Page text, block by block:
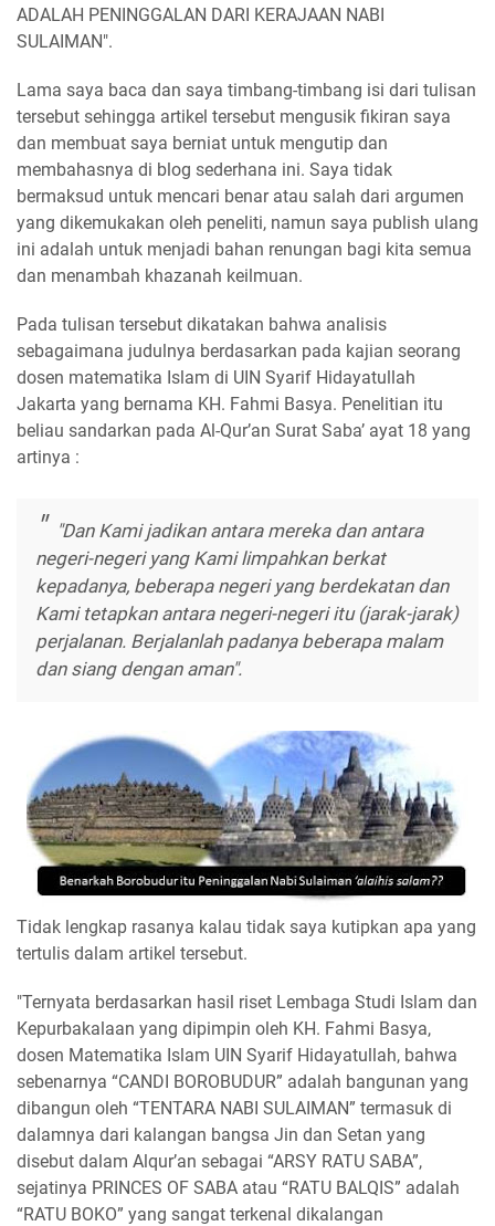
ADALAH PENINGGALAN DARI KERAJAAN NABI
SULAIMAN".
Lama saya baca dan saya timbang-timbang isi dari tulisan
tersebut sehingga artikel tersebut mengusik fikiran saya
dan membuat saya berniat untuk mengutip dan
membahasnya di blog sederhana ini. Saya tidak
bermaksud untuk mencari benar atau salah dari argumen
yang dikemukakan oleh peneliti, namun saya publish ulang
ini adalah untuk menjadi bahan renungan bagi kita semua
dan menambah khazanah keilmuan.
Pada tulisan tersebut dikatakan bahwa analisis
sebagaimana judulnya berdasarkan pada kajian seorang
dosen matematika Islam di UIN Syarif Hidayatullah
Jakarta yang bernama KH. Fahmi Basya. Penelitian itu
beliau sandarkan pada Al-Qur’an Surat Saba’ ayat 18 yang
artinya :
"Dan Kami jadikan antara mereka dan antara
negeri-negeri yang Kami limpahkan berkat
kepadanya, beberapa negeri yang berdekatan dan
Kami tetapkan antara negeri-negeri itu (jarak-jarak)
perjalanan. Berjalanlah padanya beberapa malam
dan siang dengan aman".
Tidak lengkap rasanya kalau tidak saya kutipkan apa yang
tertulis dalam artikel tersebut.
"Ternyata berdasarkan hasil riset Lembaga Studi Islam dan
Kepurbakalaan yang dipimpin oleh KH. Fahmi Basya,
dosen Matematika Islam UIN Syarif Hidayatullah, bahwa
sebenarnya “CANDI BOROBUDUR” adalah bangunan yang
dibangun oleh “TENTARA NABI SULAIMAN” termasuk di
dalamnya dari kalangan bangsa Jin dan Setan yang
disebut dalam Alqur’an sebagai “ARSY RATU SABA”,
sejatinya PRINCES OF SABA atau “RATU BALQIS” adalah
“RATU BOKO” yang sangat terkenal dikalangan